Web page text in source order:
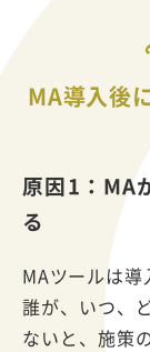
MA導入後
原因1：MA
る
MAツールは導
誰が、いつ、
ないと、施策